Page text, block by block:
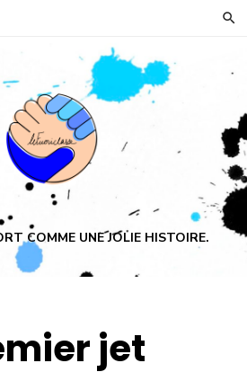
COMME UNE JOLIE HISTOIRE.
jet